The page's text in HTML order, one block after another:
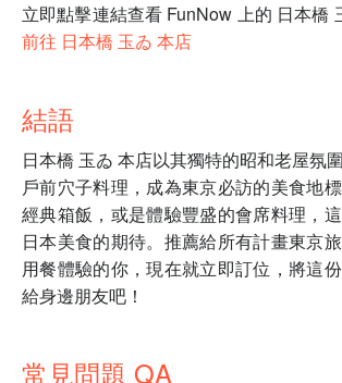
立即點擊連結查看 FunNow 上的 日本橋
前往 日本橋 玉ゐ 本店
結語
日本橋 玉ゐ 本店以其獨特的昭和老屋氛
戶前穴子料理，成為東京必訪的美食地
經典箱飯，或是體驗豐盛的會席料理，
日本美食的期待。推薦給所有計畫東京
用餐體驗的你，現在就立即訂位，將這
給身邊朋友吧！
常見問題 QA